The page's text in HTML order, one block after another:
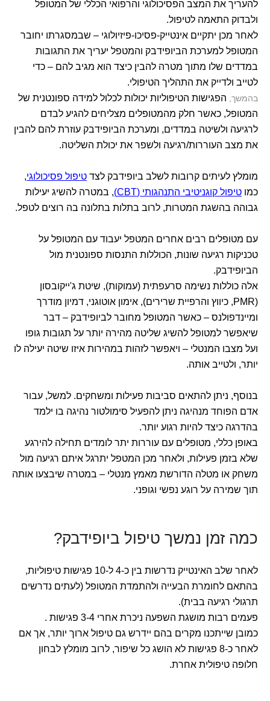
להעריך את המצב הפסיכולוגי והרפואי הכללי של המטופל
ולבדוק התאמה לטיפול.
לאחר מכן יתקיים אינטייק-פסיכו-פיזיולוגי – שבמסגרתו יחובר
המטופל למערכת הביופידבק והמטפל יעריך את התגובות
במדדים שלו מתוך מטרה להבין כיצד הוא מגיב להם – כדי
לטייב ולדייק את התהליך הטיפולי.
בהמשך, הפגישות הטיפוליות יכולות לכלול למידה ספונטנית של
המטופל, כאשר חלק מהמטופלים מצליחים להגיע לבדם
לרגיעה ולשיטה במדדים, ומערכת הביופידבק עוזרת להם להבין
את מצב העוררות/רגיעה ולשפר את יכולת השליטה.
מומלץ לעיתים קרובות לשלב ביופידבק לצד טיפול פסיכולוגי,
כמו טיפול קוגניטיבי התנהגותי (CBT)
, במטרה להשיג יעילות
גבוהה בהשגת המטרות, לרוב בתלות בתלונה בה רוצים לטפל.
עם מטופלים רבים אחרים המטפל יעבוד עם המטופל על
טכניקות רגיעה שונות, הכוללות התנסות ספונטנית מול
הביופידבק.
אלה כוללות נשימה סרעפתית (עמוקות), שיטת ג'ייקובסון
(PMR, כיווץ והרפיית שרירים), אימון אוטוגני, דמיון מודרך
ומיינדפולנס – כאשר המטופל מחובר לביופידבק – דבר
שיאפשר למטופל להשיג שליטה מהירה יותר על תגובות גופו
ועל מצבו המנטלי – ויאפשר לזהות במהירות איזו שיטה יעילה לו
יותר, ולטייב אותה.
בנוסף, ניתן להתאים סביבות פעילות ומשחקים. למשל, עבור
אדם הפוחד מנהיגה ניתן להפעיל סימולטור נהיגה בו ילמד
בהדרגה כיצד להיות רגוע יותר.
באופן כללי, מטופלים עם עוררות יתר לומדים תחילה להירגע
שלא בזמן פעילות, ולאחר מכן המטפל יתרגל איתם רגיעה מול
משחק או מטלה הדורשת מאמץ מנטלי – במטרה שיבצעו אותה
תוך שמירה על רוגע נפשי וגופני.
כמה זמן נמשך טיפול ביופידבק?
לאחר שלב האינטייק נדרשות בין כ-4 ל-10 פגישות טיפוליות,
בהתאם לחומרת הבעייה ולהתמדת המטופל (לעתים נדרשים
תרגולי רגיעה בבית).
פעמים רבות מושגת השפעה ניכרת אחרי 3-4 פגישות .
כמובן שייתכנו מקרים בהם יידרש גם טיפול ארוך יותר, אך אם
לאחר כ-8 פגישות לא הושג כל שיפור, לרוב מומלץ לבחון
חלופה טיפולית אחרת.